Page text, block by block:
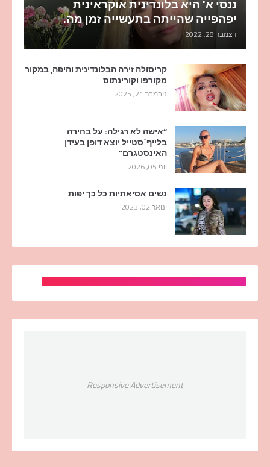
יפהפייה שהייתה בתעשייה זמן מה.
דצמבר 28, 2022
קריסולה זירה הבלונדינית והיפה, במקור
מקורפו וקורינתוס
נובמבר 21, 2025
“אישה לא רגילה: על בחירה
בלייף־סטייל יוצא דופן בעידן
האינסטגרם”
יוני 05, 2026
נשים אסיאתיות כל כך יפות
ינואר 02, 2023
Responsive Advertisement